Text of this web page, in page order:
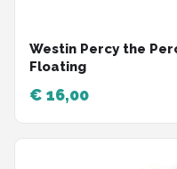
Westin Percy the
Floating
€ 16,00